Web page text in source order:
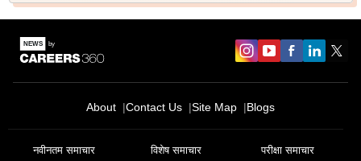
About Contact Us Site Map Blogs
नवीनतम समाचार विशेष समाचार परीक्षा समाचार